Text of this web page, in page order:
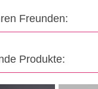
Freunden:
Produkte: